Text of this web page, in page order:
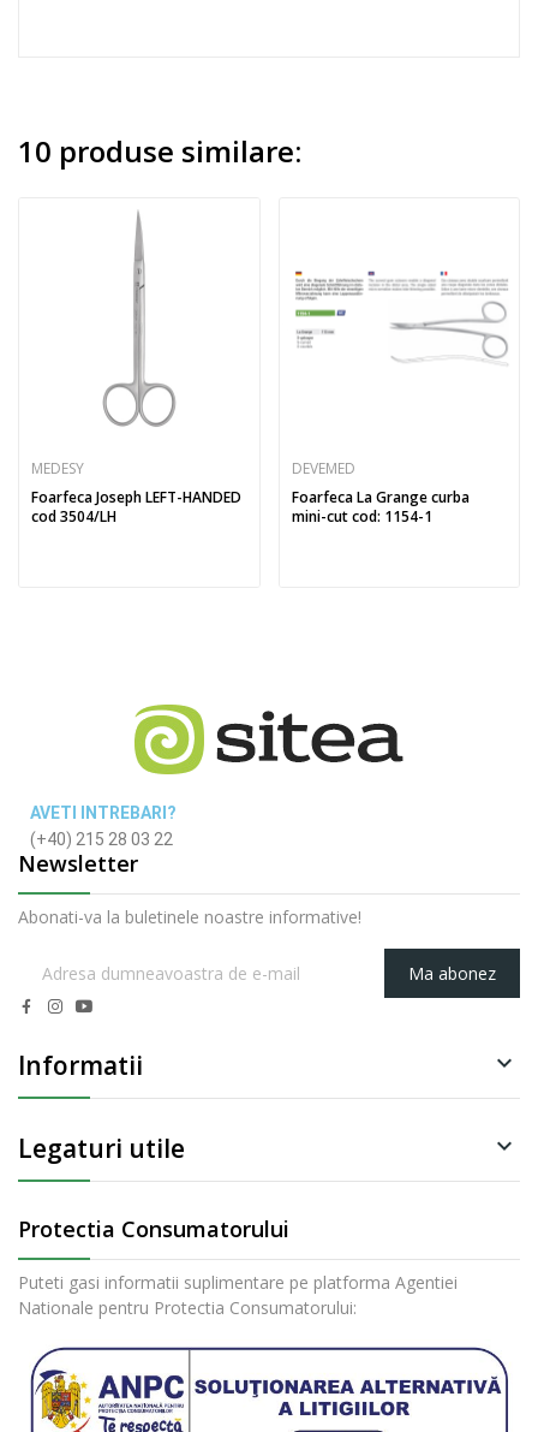
10 produse similare:
MEDESY
Foarfeca Joseph LEFT-HANDED
cod 3504/LH
DEVEMED
Foarfeca La Grange curba
mini-cut cod: 1154-1
AVETI INTREBARI?
(+40) 215 28 03 22
Newsletter
Abonati-va la buletinele noastre informative!
Ma abonez
Informatii 
Legaturi utile 
Protectia Consumatorului
Puteti gasi informatii suplimentare pe platforma Agentiei
Nationale pentru Protectia Consumatorului: